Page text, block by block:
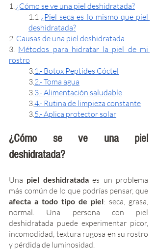
1. ¿Cómo se ve una piel deshidratada?
1.1 ¿Piel seca es lo mismo que piel
deshidratada?
2. Causas de una piel deshidratada
3. Métodos para hidratar la piel de mi
rostro
3. 1.- Botox Peptides Cóctel
3. 2.- Toma agua
3. 3.- Alimentación saludable
34.- Rutina de limpieza constante
3. 5.- Aplica protector solar
¿Cómo se ve una piel
deshidratada?
Una piel deshidratada es un problema
más común de lo que podrías pensar, que
afecta a todo tipo de piel: seca, grasa,
normal. Una persona con piel
deshidratada puede experimentar picor,
incomodidad, textura rugosa en su rostro
y pérdida de luminosidad.